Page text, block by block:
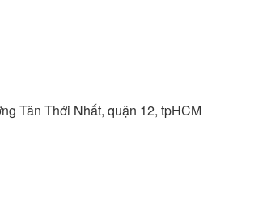
Tân Thới Nhất, quận 12, tpHCM